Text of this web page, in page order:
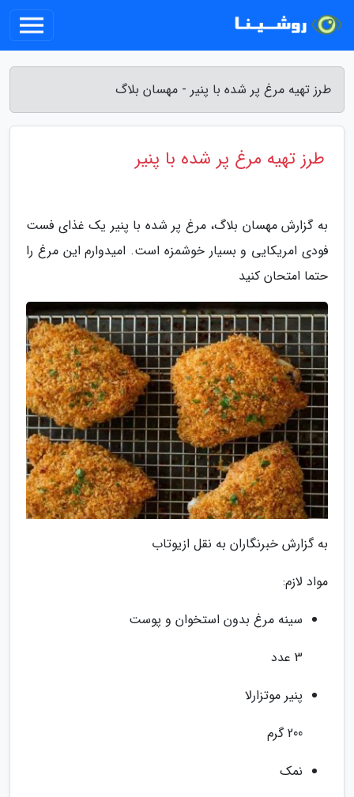
طرز تهیه مرغ پر شده با پنیر - مهسان بلاگ
طرز تهیه مرغ پر شده با پنیر
به گزارش مهسان بلاگ، مرغ پر شده با پنیر یک غذای فست
فودی امریکایی و بسیار خوشمزه است. امیدوارم این مرغ را
حتما امتحان کنید
به گزارش خبرنگاران به نقل ازیوتاب
مواد لازم:
سینه مرغ بدون استخوان و پوست
3 عدد
پنیر موتزارلا
200 گرم
نمک